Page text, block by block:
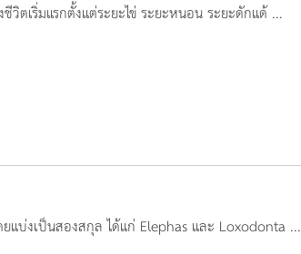
ตเริ่มแรกตั้งแต่ระยะไข่ ระยะหนอน ระยะดักแด้ ...
แบ่งเป็นสองสกุล ได้แก่ Elephas และ Loxodonta ...